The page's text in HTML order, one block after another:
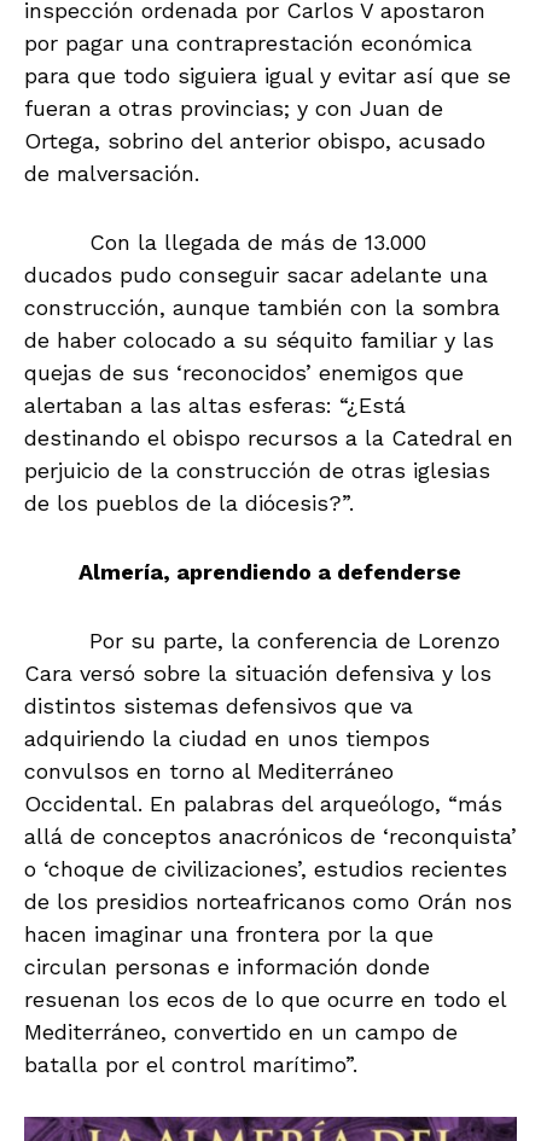
inspección ordenada por Carlos V apostaron
por pagar una contraprestación económica
para que todo siguiera igual y evitar así que se
fueran a otras provincias; y con Juan de
Ortega, sobrino del anterior obispo, acusado
de malversación.
Con la llegada de más de 13.000
ducados pudo conseguir sacar adelante una
construcción, aunque también con la sombra
de haber colocado a su séquito familiar y las
quejas de sus ‘reconocidos’ enemigos que
alertaban a las altas esferas: “¿Está
destinando el obispo recursos a la Catedral en
perjuicio de la construcción de otras iglesias
de los pueblos de la diócesis?”.
Almería, aprendiendo a defenderse
Por su parte, la conferencia de Lorenzo
Cara versó sobre la situación defensiva y los
distintos sistemas defensivos que va
adquiriendo la ciudad en unos tiempos
convulsos en torno al Mediterráneo
Occidental. En palabras del arqueólogo, “más
allá de conceptos anacrónicos de ‘reconquista’
o ‘choque de civilizaciones’, estudios recientes
de los presidios norteafricanos como Orán nos
hacen imaginar una frontera por la que
circulan personas e información donde
resuenan los ecos de lo que ocurre en todo el
Mediterráneo, convertido en un campo de
batalla por el control marítimo”.